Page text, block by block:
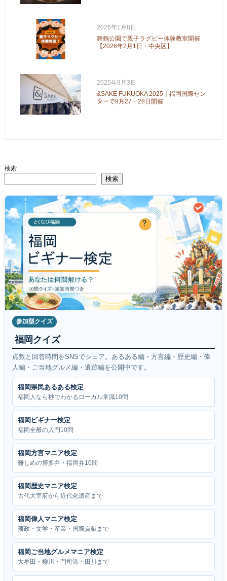
2026年1月8日
舞鶴公園で親子ラグビー体験教室開催
【2026年2月1日・中央区】
2025年9月3日
&SAKE FUKUOKA 2025｜福岡国際セン
ターで9月27・28日開催
検索
検索
参加型クイズ
福岡クイズ
点数と回答時間をSNSでシェア。あるある編・方言編・歴史編・偉
人編・ご当地グルメ編・遺跡編を公開中です。
福岡県民あるある検定
福岡人なら秒でわかるローカル常識10問
福岡ビギナー検定
福岡全般の入門10問
福岡方言マニア検定
難しめの博多弁・福岡弁10問
福岡歴史マニア検定
古代大宰府から近代化遺産まで
福岡偉人マニア検定
藩政・文学・産業・国際貢献まで
福岡ご当地グルメマニア検定
大牟田・柳川・門司港・田川まで